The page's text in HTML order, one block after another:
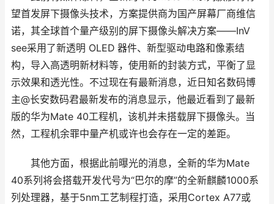
望首发屏下摄像头技术，方案提供商为国产屏幕厂商维信
诺，其全球首个量产级别的屏下摄像头解决方案——InV
see采用了新透明 OLED 器件、新型驱动电路和像素结
构，导入高透明新材料等，使用新的封装方式，平衡了显
示效果和透光性。不过现在有最新消息，近日知名数码博
主@长安数码君最新发布的消息显示，他最近看到了最新
版的华为Mate 40工程机，该机并未搭载屏下摄像头。当
然，工程机余罪中量产机或许也会存在一定的差距。
其他方面，根据此前曝光的消息，全新的华为Mate
40系列将会搭载开发代号为“巴尔的摩”的全新麒麟1000系
列处理器，基于5nm工艺制程打造，采用Cortex A77或